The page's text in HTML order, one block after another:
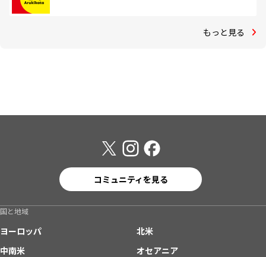
もっと見る
コミュニティを見る
国と地域
ヨーロッパ
北米
中南米
オセアニア